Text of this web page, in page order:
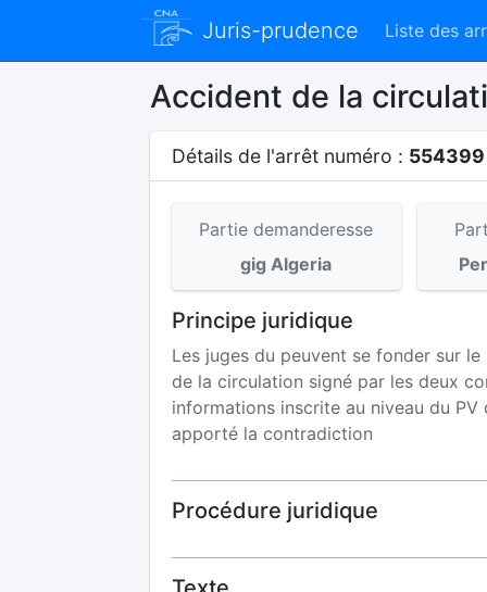
Juris-prudence Liste des
Accident de la
Détails de l'arrêt numéro :
Partie demanderesse
gig Algeria
Principe juridique
Les juges du peuvent se fonder sur
de la circulation signé par les deux
informations inscrite au niveau du
apporté la contradiction
Procédure juridique